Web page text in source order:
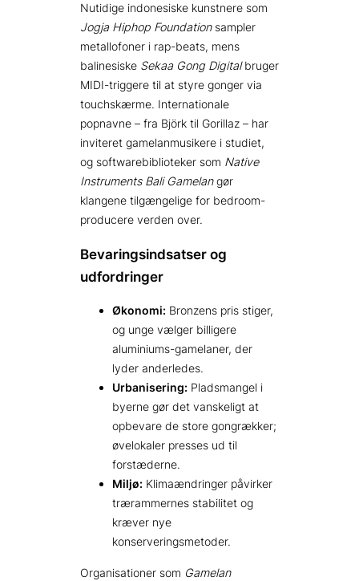
Nutidige indonesiske kunstnere som
Jogja Hiphop Foundationsampler
metallofoner i rap-beats, mens
balinesiske Sekaa Gong Digitalbruger
MIDI-triggere til at styre gonger via
touchskærme. Internationale
popnavne – fra Björk til Gorillaz – har
inviteret gamelanmusikere i studiet,
og softwarebiblioteker som Native
Instruments Bali Gamelangør
klangene tilgængelige for bedroom-
producere verden over.
Bevarings­indsatser og
udfordringer
Økonomi: Bronzens pris stiger,
og unge vælger billigere
aluminiums-gamelaner, der
lyder anderledes.
Urbanisering: Pladsmangel i
byerne gør det vanskeligt at
opbevare de store gongrækker;
øvelokaler presses ud til
forstæderne.
Miljø: Klimaændringer påvirker
trærammernes stabilitet og
kræver nye
konserveringsmetoder.
Organisationer som Gamelan